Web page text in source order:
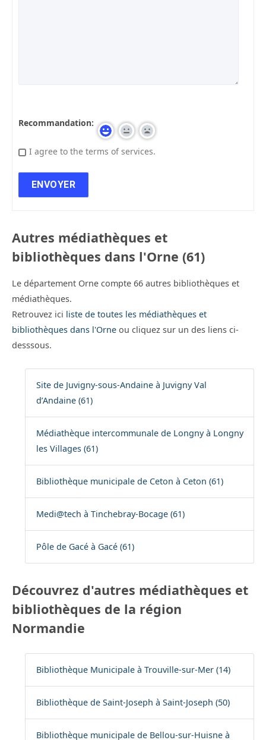
Recommandation:
I agree to the terms of services.
Autres médiathèques et
bibliothèques dans l'Orne (61)
Le département Orne compte 66 autres bibliothèques et
médiathèques.
Retrouvez ici liste de toutes les médiathèques et
bibliothèques dans l'Orne ou cliquez sur un des liens ci-
desssous.
Site de Juvigny-sous-Andaine à Juvigny Val
d’Andaine (61)
Médiathèque intercommunale de Longny à Longny
les Villages (61)
Bibliothèque municipale de Ceton à Ceton (61)
Medi@tech à Tinchebray-Bocage (61)
Pôle de Gacé à Gacé (61)
Découvrez d'autres médiathèques et
bibliothèques de la région
Normandie
Bibliothèque Municipale à Trouville-sur-Mer (14)
Bibliothèque de Saint-Joseph à Saint-Joseph (50)
Bibliothèque municipale de Bellou-sur-Huisne à